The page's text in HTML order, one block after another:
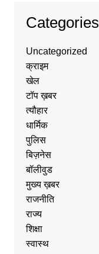
Categories
Uncategorized
क्राइम
खेल
टॉप ख़बर
त्यौहार
धार्मिक
पुलिस
बिज़नेस
बॉलीवुड
मुख्य ख़बर
राजनीति
राज्य
शिक्षा
स्वास्थ